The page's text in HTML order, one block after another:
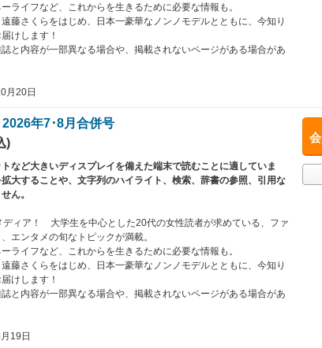
ライフなど、これからを生きるために必要な情報も。
藤さくらをはじめ、日本一豪華なノンノモデルとともに、今知り
けします！
と内容が一部異なる場合や、掲載されないページがある場合があ
月20日
年7･8月合併号
)
など大きいディスプレイを備えた端末で読むことに適していま
大することや、文字列のハイライト、検索、辞書の参照、引用な
ん。
ディア！ 大学生を中心とした20代の女性読者が求めている、ファ
エンタメの旬なトピックが満載。
ライフなど、これからを生きるために必要な情報も。
藤さくらをはじめ、日本一豪華なノンノモデルとともに、今知り
けします！
と内容が一部異なる場合や、掲載されないページがある場合があ
19日